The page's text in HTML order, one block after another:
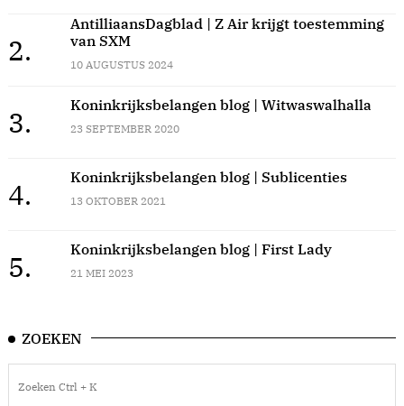
2.
AntilliaansDagblad | Z Air krijgt toestemming
van SXM
10 AUGUSTUS 2024
3.
Koninkrijksbelangen blog | Witwaswalhalla
23 SEPTEMBER 2020
4.
Koninkrijksbelangen blog | Sublicenties
13 OKTOBER 2021
5.
Koninkrijksbelangen blog | First Lady
21 MEI 2023
ZOEKEN